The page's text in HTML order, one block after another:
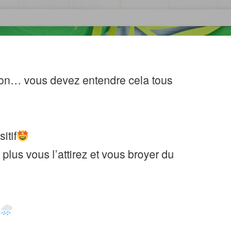
vous devez entendre cela tous
vous l’attirez et vous broyer du